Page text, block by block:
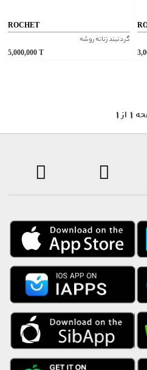
ROCHET
گردنبند زنانه روشه
5,000,000T
1 از